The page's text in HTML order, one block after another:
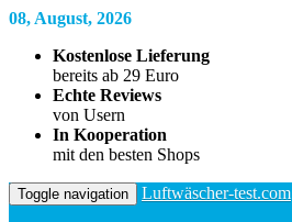
08, August, 2026
Kostenlose Lieferung
bereits ab 29 Euro
Echte Reviews
von Usern
In Kooperation
mit den besten Shops
Toggle navigation Luftwäscher-test.com